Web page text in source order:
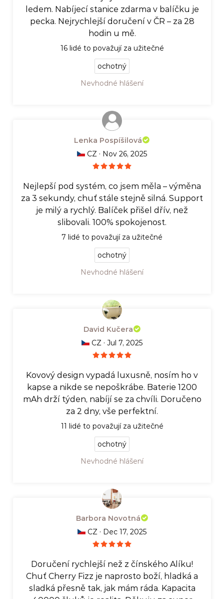
ledem. Nabíjecí stanice zdarma v balíčku je
pecka. Nejrychlejší doručení v ČR – za 28
hodin u mě.
16lidé to považují za užitečné
ochotný
Nevhodné hlášení
Lenka Pospíšilová
CZ · Nov 26, 2025
Nejlepší pod systém, co jsem měla – výměna
za 3 sekundy, chuť stále stejně silná. Support
je milý a rychlý. Balíček přišel dřív, než
slibovali. 100% spokojenost.
7 lidé to považují za užitečné
ochotný
Nevhodné hlášení
David Kučera
CZ · Jul 7, 2025
Kovový design vypadá luxusně, nosím ho v
kapse a nikde se nepoškrábe. Baterie 1200
mAh drží týden, nabíjí se za chvíli. Doručeno
za 2 dny, vše perfektní.
11 lidé to považují za užitečné
ochotný
Nevhodné hlášení
Barbora Novotná
CZ · Dec 17, 2025
Doručení rychlejší než z čínského Alíku!
Chuť Cherry Fizz je naprosto boží, hladká a
sladká přesně tak, jak mám ráda. Kapacita